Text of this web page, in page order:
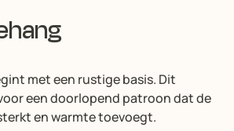
met een rustige basis. Dit
een doorlopend patroon dat de
en warmte toevoegt.